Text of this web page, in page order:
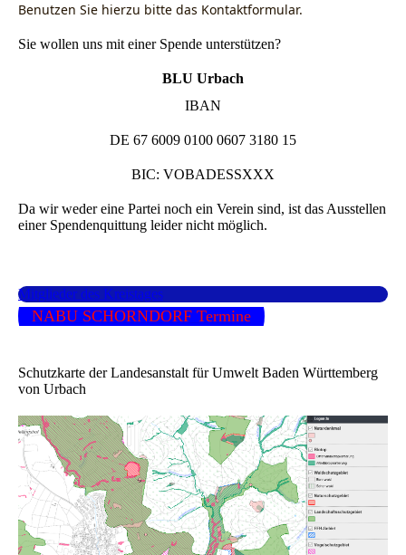
Benutzen Sie hierzu bitte das Kontaktformular.
Sie wollen uns mit einer Spende unterstützen?
BLU Urbach
IBAN
DE 67 6009 0100 0607 3180 15
BIC: VOBADESSXXX
Da wir weder eine Partei noch ein Verein sind, ist das Ausstellen
einer Spendenquittung leider nicht möglich.
Mitglieder des Kreistages
NABU SCHORNDORF Termine
Schutzkarte der Landesanstalt für Umwelt Baden Württemberg
von Urbach